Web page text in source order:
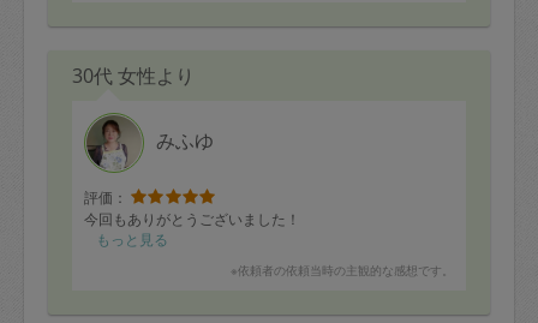
30代 女性より
みふゆ
評価：
今回もありがとうございました！
もっと見る
※依頼者の依頼当時の主観的な感想です。